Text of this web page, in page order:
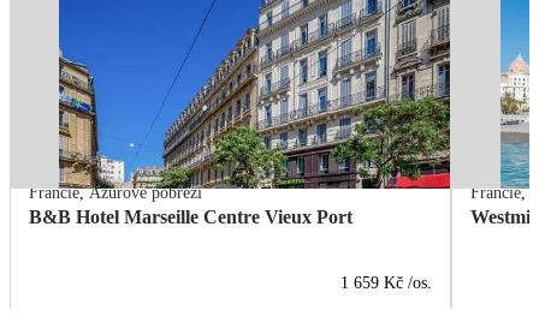
Francie,Azurové pobřeží
B&B Hotel Marseille Centre Vieux Port
1 659 Kč /os.
Francie,